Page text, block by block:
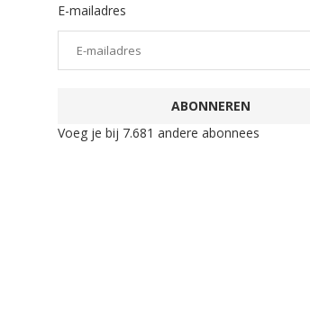
E-mailadres
ABONNEREN
Voeg je bij 7.681 andere abonnees